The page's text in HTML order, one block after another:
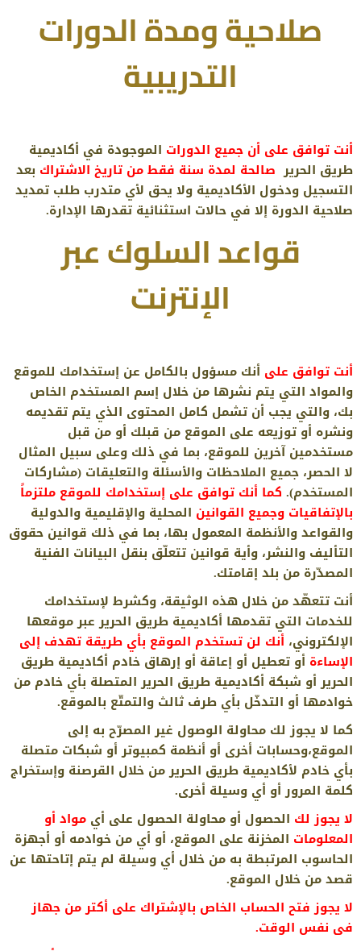
صلاحية ومدة الدورات
التدريبية
أنت توافق على أن جميع الدورات الموجودة في أكاديمية
طريق الحرير صالحة لمدة سنة فقط من تاريخ الاشتراك بعد
التسجيل ودخول الأكاديمية ولا يحق لأي متدرب طلب تمديد
صلاحية الدورة إلا في حالات استثنائية تقدرها الإدارة.
قواعد السلوك عبر
الإنترنت
أنت توافق على أنك مسؤول بالكامل عن إستخدامك للموقع
والمواد التي يتم نشرها من خلال إسم المستخدم الخاص
بك، والتي يجب أن تشمل كامل المحتوى الذي يتم تقديمه
ونشره أو توزيعه على الموقع من قبلك أو من قبل
مستخدمين آخرين للموقع، بما في ذلك وعلى سبيل المثال
لا الحصر، جميع الملاحظات والأسئلة والتعليقات (مشاركات
المستخدم). كما أنك توافق على إستخدامك للموقع ملتزماً
بالإتفاقيات وجميع القوانين المحلية والإقليمية والدولية
والقواعد والأنظمة المعمول بها، بما في ذلك قوانين حقوق
التأليف والنشر، وأية قوانين تتعلّق بنقل البيانات الفنية
المصدّرة من بلد إقامتك.
أنت تتعهّد من خلال هذه الوثيقة، وكشرط لإستخدامك
للخدمات التي تقدمها أكاديمية طريق الحرير عبر موقعها
الإلكتروني، أنك لن تستخدم الموقع بأي طريقة تهدف إلى
الإساءة أو تعطيل أو إعاقة أو إرهاق خادم أكاديمية طريق
الحرير أو شبكة أكاديمية طريق الحرير المتصلة بأي خادم من
خوادمها أو التدخّل بأي طرف ثالث والتمتّع بالموقع.
كما لا يجوز لك محاولة الوصول غير المصرّح به إلى
الموقع،وحسابات أخرى أو أنظمة كمبيوتر أو شبكات متصلة
بأي خادم لأكاديمية طريق الحرير من خلال القرصنة وإستخراج
كلمة المرور أو أي وسيلة أخرى.
لا يجوز لك الحصول أو محاولة الحصول على أي مواد أو
المعلومات المخزنة على الموقع، أو أي من خوادمه أو أجهزة
الحاسوب المرتبطة به من خلال أي وسيلة لم يتم إتاحتها عن
قصد من خلال الموقع.
لا يجوز فتح الحساب الخاص بالإشتراك على أكتر من جهاز
فى نفس الوقت.